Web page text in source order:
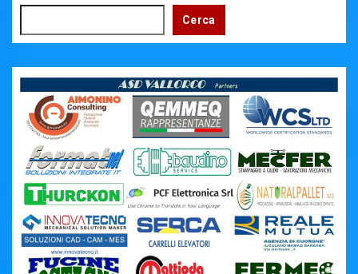
Cerca